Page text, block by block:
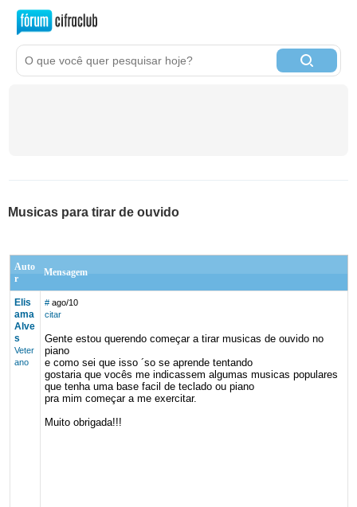
Musicas para tirar de ouvido
Auto
r
Mensagem
Elis
ama
Alve
s
Veter
ano
# ago/10
citar
Gente estou querendo começar a tirar musicas de ouvido no
piano
e como sei que isso ´so se aprende tentando
gostaria que vocês me indicassem algumas musicas populares
que tenha uma base facil de teclado ou piano
pra mim começar a me exercitar.
Muito obrigada!!!